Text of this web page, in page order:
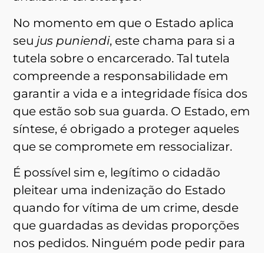
No momento em que o Estado aplica
seu jus puniendi, este chama para si a
tutela sobre o encarcerado. Tal tutela
compreende a responsabilidade em
garantir a vida e a integridade física dos
que estão sob sua guarda. O Estado, em
síntese, é obrigado a proteger aqueles
que se compromete em ressocializar.
É possível sim e, legítimo o cidadão
pleitear uma indenização do Estado
quando for vítima de um crime, desde
que guardadas as devidas proporções
nos pedidos. Ninguém pode pedir para